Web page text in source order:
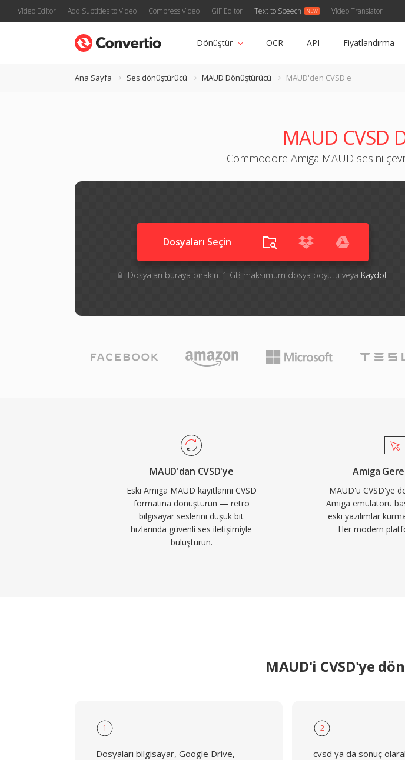
Video Editor Add Subtitles to Video Compress Video GIF Editor Text to Speech Video Translator
Dönüştür OCR API Fiyatlandırma
Ana Sayfa Ses dönüştürücü MAUD Dönüştürücü MAUD'den CVSD'e
MAUD CVSD
Commodore Amiga MAUD sesini
Dosyaları Seçin
Dosyaları buraya bırakın. 1 GB maksimum dosya boyutu veya Kaydol
MAUD'dan CVSD'ye
Eski Amiga MAUD kayıtlarını CVSD
formatına dönüştürün — retro
bilgisayar seslerini düşük bit
hızlarında güvenli ses iletişimiyle
buluşturun.
Amiga
MAUD'u CVSD'ye
Amiga emülatörü
eski yazılımlar
Her modern
MAUD'i CVSD'ye
1
Dosyaları bilgisayar, Google Drive,
2
cvsd ya da sonuç